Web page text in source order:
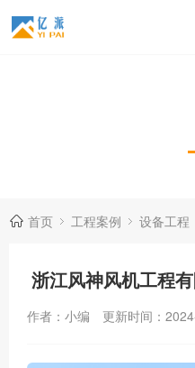
首页 工程案例 设备工程
浙江风神风机工程
作者：小编 更新时间：